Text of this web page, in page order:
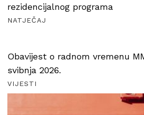
rezidencijalnog programa
NATJEČAJ
Obavijest o radnom vremenu
svibnja 2026.
VIJESTI